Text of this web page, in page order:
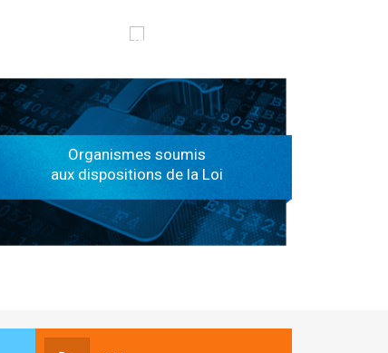
الهياكل الخاضعة لقانون النفاذ إلى المعلومة
Organismes soumis
aux dispositions de la Loi